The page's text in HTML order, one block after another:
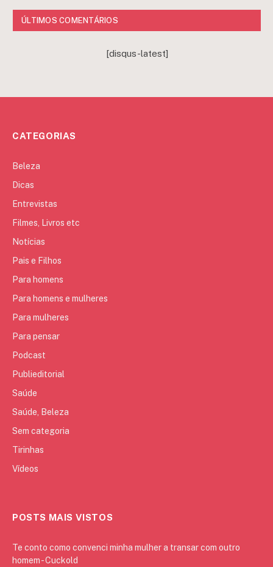
ÚLTIMOS COMENTÁRIOS
[disqus-latest]
CATEGORIAS
Beleza
Dicas
Entrevistas
Filmes, Livros etc
Notícias
Pais e Filhos
Para homens
Para homens e mulheres
Para mulheres
Para pensar
Podcast
Publieditorial
Saúde
Saúde, Beleza
Sem categoria
Tirinhas
Vídeos
POSTS MAIS VISTOS
Te conto como convenci minha mulher a transar com outro
homem - Cuckold